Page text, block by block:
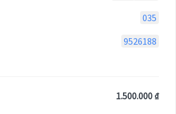
035
9526188
1.500.000 ₫